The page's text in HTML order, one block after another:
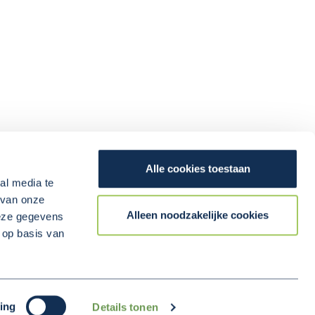
media te
onze
gegevens
basis van
Details tonen
Alle cookies toestaan
Alleen noodzakelijke cookies